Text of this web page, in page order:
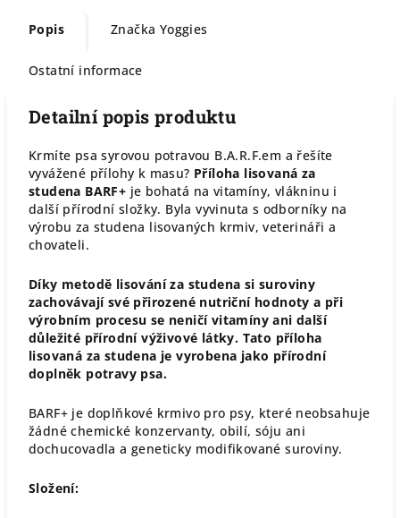
Popis Značka Yoggies
Ostatní informace
Detailní popis produktu
Krmíte psa syrovou potravou B.A.R.F.em a řešíte
vyvážené přílohy k masu? Příloha lisovaná za
studena BARF+ je bohatá na vitamíny, vlákninu i
další přírodní složky. Byla vyvinuta s odborníky na
výrobu za studena lisovaných krmiv, veterináři a
chovateli.
Díky metodě lisování za studena si suroviny
zachovávají své přirozené nutriční hodnoty a při
výrobním procesu se neničí vitamíny ani další
důležité přírodní výživové látky. Tato příloha
lisovaná za studena je vyrobena jako přírodní
doplněk potravy psa.
BARF+ je doplňkové krmivo pro psy, které neobsahuje
žádné chemické konzervanty, obilí, sóju ani
dochucovadla a geneticky modifikované suroviny.
Složení: